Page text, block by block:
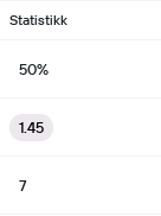
Statistikk
50%
1.45
7